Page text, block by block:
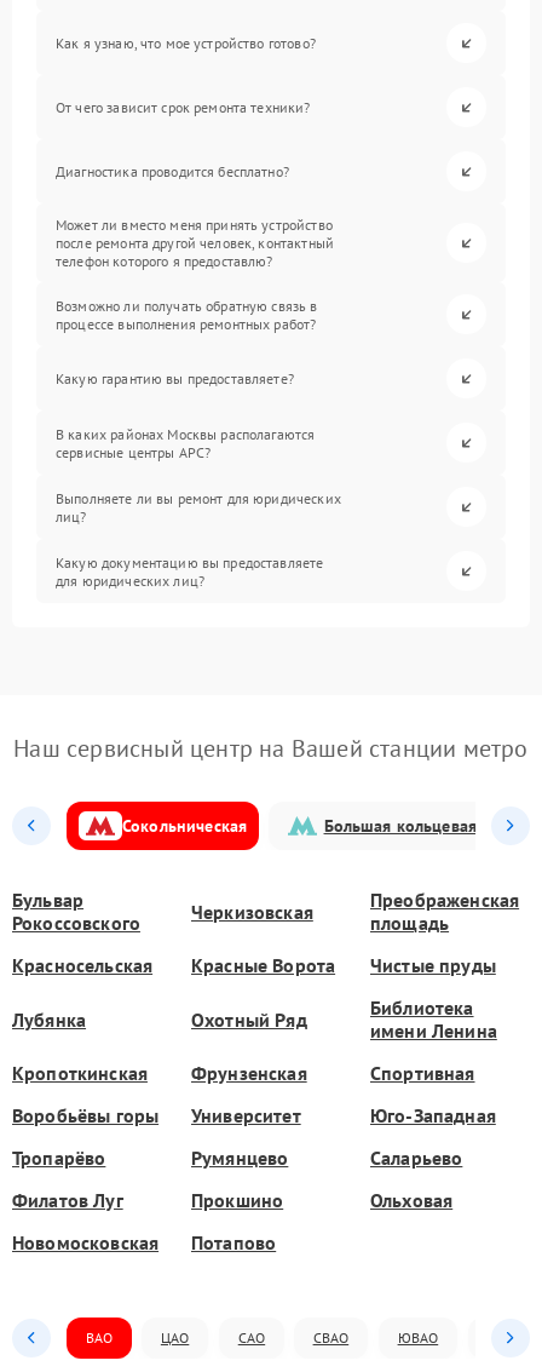
Как я узнаю, что мое устройство готово?
От чего зависит срок ремонта техники?
Диагностика проводится бесплатно?
Может ли вместо меня принять устройство
после ремонта другой человек, контактный
телефон которого я предоставлю?
Возможно ли получать обратную связь в
процессе выполнения ремонтных работ?
Какую гарантию вы предоставляете?
В каких районах Москвы располагаются
сервисные центры APC?
Выполняете ли вы ремонт для юридических
лиц?
Какую документацию вы предоставляете
для юридических лиц?
Наш сервисный центр на Вашей станции метро
Сокольническая Большая кольцевая
Бульвар
Рокоссовского
Черкизовская
Преображенская
площадь
Красносельская
Красные Ворота Чистые пруды
Лубянка Охотный Ряд
Библиотека
имени Ленина
Кропоткинская
Фрунзенская
Спортивная
Воробьёвы горы
Университет
Юго-Западная
Тропарёво
Румянцево
Саларьево
Филатов Луг
Прокшино
Ольховая
Новомосковская
Потапово
ВАО ЦАО САО СВАО ЮВАО ЮАО